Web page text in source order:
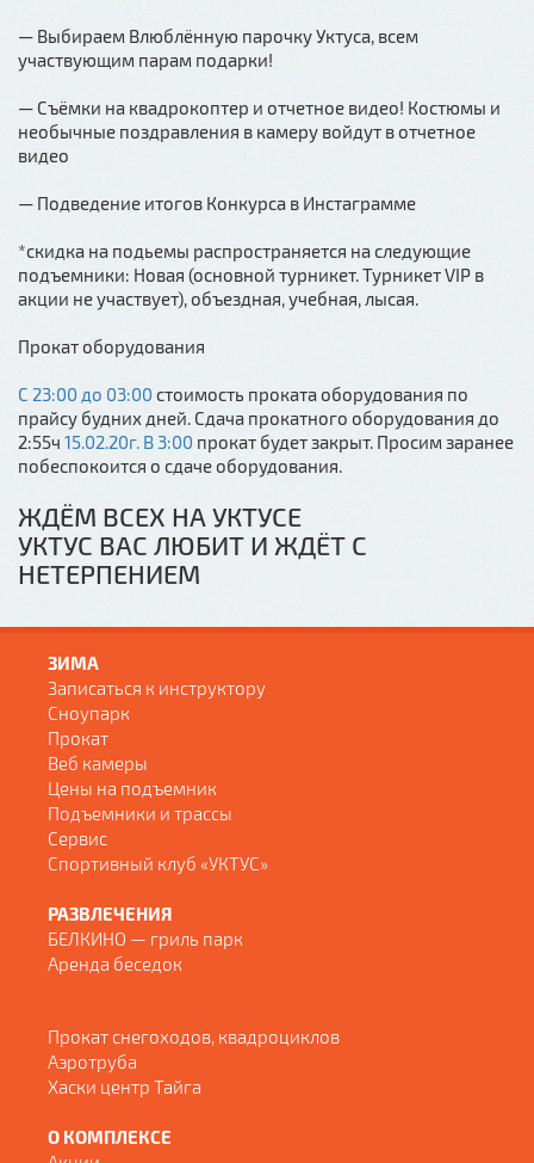
— Выбираем Влюблённую парочку Уктуса, всем
участвующим парам подарки!
— Съёмки на квадрокоптер и отчетное видео! Костюмы и
необычные поздравления в камеру войдут в отчетное
видео
— Подведение итогов Конкурса в Инстаграмме
*скидка на подьемы распространяется на следующие
подъемники: Новая (основной турникет. Турникет VIP в
акции не участвует), объездная, учебная, лысая.
Прокат оборудования
С 23:00 до 03:00 стоимость проката оборудования по
прайсу будних дней. Сдача прокатного оборудования до
2:55ч 15.02.20г. В 3:00 прокат будет закрыт. Просим заранее
побеспокоится о сдаче оборудования.
ЖДЁМ ВСЕХ НА УКТУСЕ
УКТУС ВАС ЛЮБИТ И ЖДЁТ С
НЕТЕРПЕНИЕМ
ЗИМА
Записаться к инструктору
Сноупарк
Прокат
Веб камеры
Цены на подъемник
Подъемники и трассы
Сервис
Спортивный клуб «УКТУС»
РАЗВЛЕЧЕНИЯ
БЕЛКИНО — гриль парк
Аренда беседок
Прокат снегоходов, квадроциклов
Аэротруба
Хаски центр Тайга
О КОМПЛЕКСЕ